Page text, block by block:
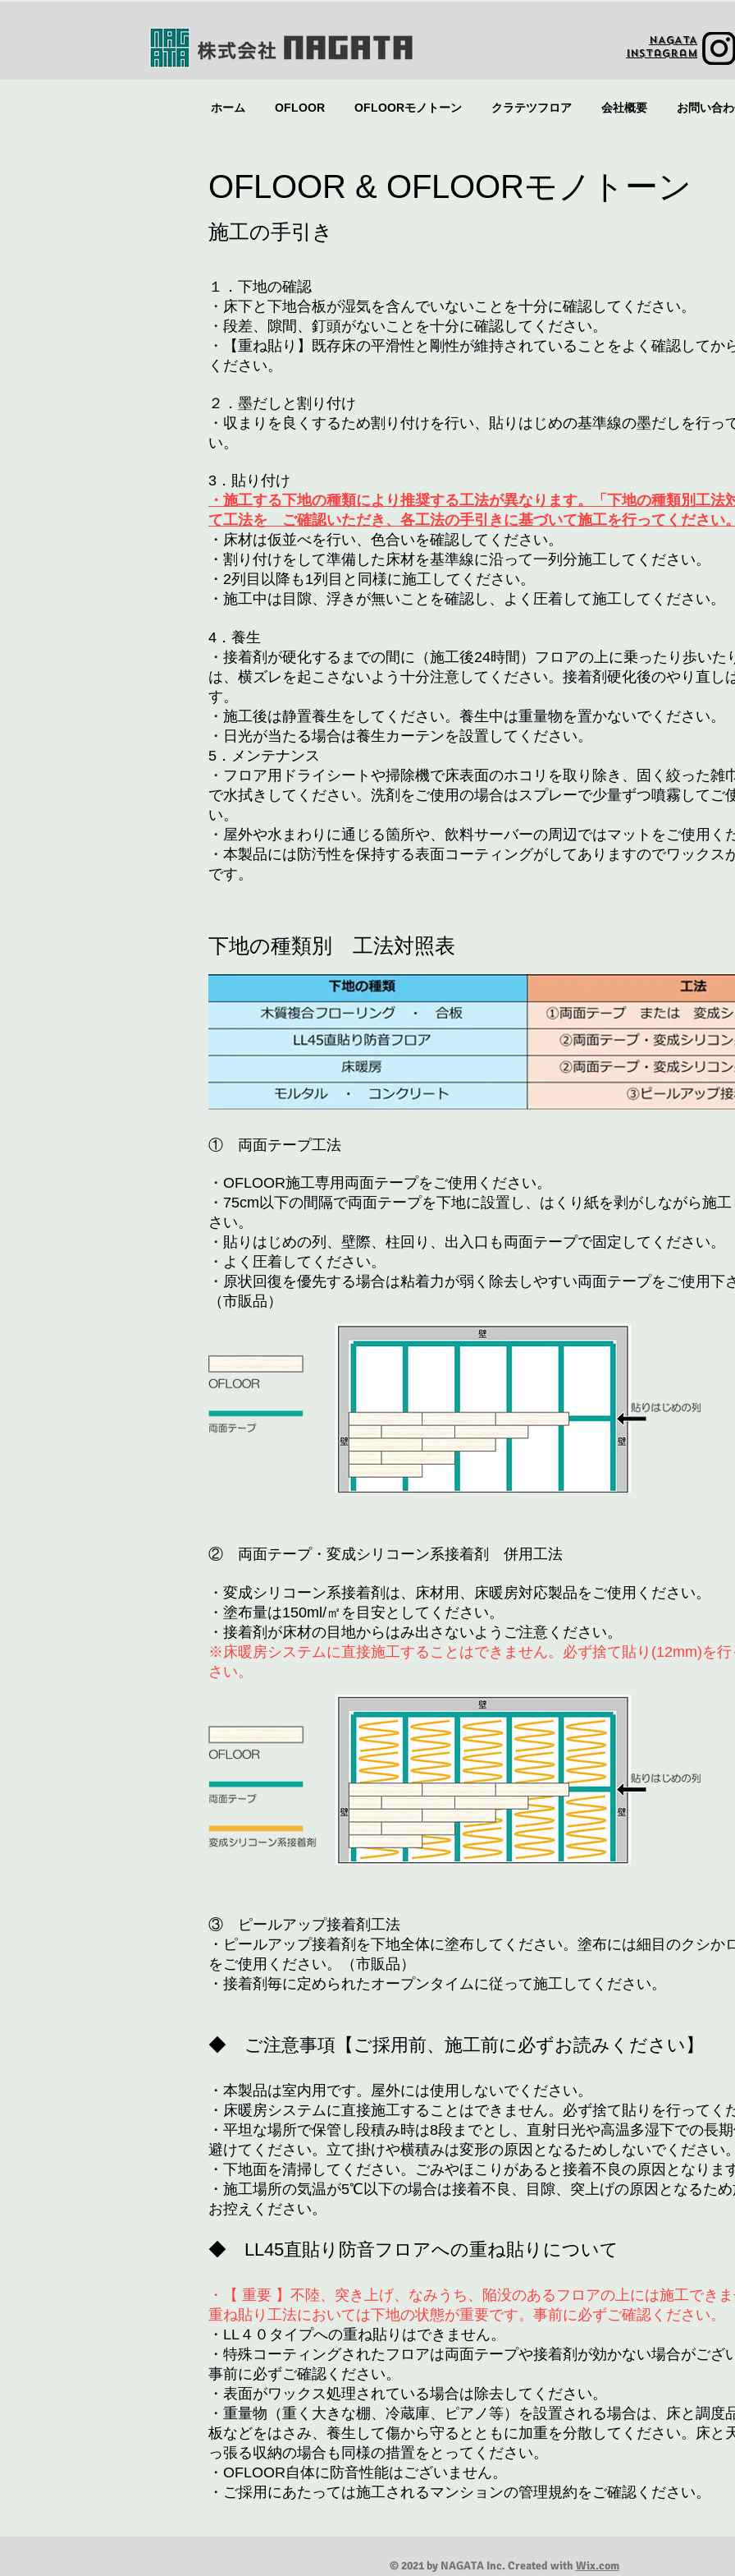
NAGATA
Instagram
ホーム OFLOOR OFLOORモノトーン クラテツフロア 会社概要 お問い合
OFLOOR & OFLOORモノトーン
​施工の手引き
１．下地の確認
・床下と下地合板が湿気を含んでいないことを十分に確認してください。
・段差、隙間、釘頭がないことを十分に確認してください。
・【重ね貼り】既存床の平滑性と剛性が維持されていることをよく確認してか
ください。
２．墨だしと 割り付け
・収まりを良くするため割り付けを行い、貼りはじめの基準線の墨だしを行っ
い。
3．貼り付け
・施工する下地の種類により推奨する工法が異なります。「下地の種類別工法
て工法を ご確認いただき、各工法の手引きに基づいて施工を行ってください。
・床材は仮並べを行い、色合いを確認してください。
・割り付けをして準備した床材を基準線に沿って一列分施工してください。
・2列目以降も1列目と同様に施工してください。
・施工中は目隙、浮きが無いことを確認し、よく圧着して施工してください。
4．養生
・接着剤が硬化するまでの間に（施工後24時間）フロアの上に乗ったり歩いた
は、横ズレを起こさないよう十分注意してください。接着剤硬化後のやり直し
す。
・施工後は静置養生をしてください。養生中は重量物を置かないでください。
・日光が当たる場合は養生カーテンを設置してください。
5．メンテナンス
・フロア用ドライシートや掃除機で床表面のホコリを取り除き、固く絞った雑
で水拭きしてください。洗剤をご使用の場合はスプレーで少量ずつ噴霧してご
い。
・屋外や水まわりに通じる箇所や、飲料サーバーの周辺ではマットをご使用く
・本製品には防汚性を保持する表面コーティングがしてありますのでワックス
です。
下地の種類別 工法対照表
① 両面テープ工法
・OFLOOR施工専用両面テープをご使用ください。
・75cm以下の間隔で両面テープを下地に設置し、はくり紙を剥がしながら施
さい。
・貼りはじめの列、壁際、柱回り、出入口も両面テープで固定してください。
・よく圧着してください。
・原状回復を優先する場合は粘着力が弱く除去しやすい両面テープをご使用下
（市販品）
② 両面テープ・変成シリコーン系接着剤 併用工法
・変成シリコーン系接着剤は、床材用、床暖房対応製品をご使用ください。
・塗布量は150ml/㎡を目安としてください。
・接着剤が床材の目地からはみ出さないようご注意ください。
※床暖房システムに直接施工することはできません。必ず捨て貼り(12mm)を
さい。
③ ピールアップ接着剤工法
・ピールアップ接着剤を下地全体に塗布してください。塗布には細目のクシか
をご使用ください。（市販品）
・接着剤毎に定められたオープンタイムに従って施工してください。
◆ ご注意事項【ご採用前、施工前に必ずお読みください】
​​・本製品は室内用です。屋外には使用しないでください。
・床暖房システムに直接施工することはできません。必ず捨て貼りを行ってく
・平坦な場所で保管し段積み時は8段までとし、直射日光や高温多湿下での長
避けてください。立て掛けや横積みは変形の原因となるためしないでください。
・下地面を清掃してください。ごみやほこりがあると接着不良の原因となります
・施工場所の気温が5℃以下の場合は接着不良、目隙、突上げの原因となるため
お控えください。
◆ LL45直貼り防音フロアへの重ね貼りについて
・【 重要 】不陸、突き上げ、なみうち、陥没のあるフロアの上には施工できま
重ね貼り工法においては下地の状態が重要です。事前に必ずご確認ください。
・LL４０タイプへの重ね貼りはできません。
・特殊コーティングされたフロアは両面テープや接着剤が効かない場合がござ
事前に必ずご確認ください。
・表面がワックス処理されている場合は除去してください。
・重量物（重く大きな棚、冷蔵庫、ピアノ等）を設置される場合は、床と調度
板などをはさみ、養生して傷から守るとともに加重を分散してください。床と
っ張る収納の場合も同様の措置をとってください。
・OFLOOR自体に防音性能はございません。
・ご採用にあたっては施工されるマンションの管理規約をご確認ください。
© 2021 by NAGATA Inc. Created with Wix.com